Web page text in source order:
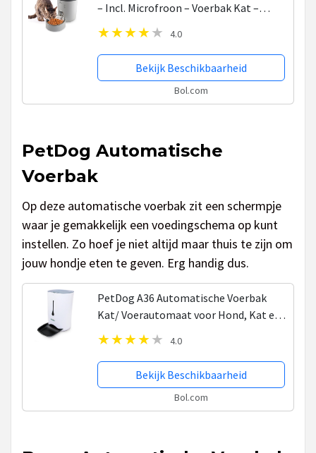
– Incl. Microfroon – Voerbak Kat –
Voerbak Hond – Automatische Voerbak
Kat
4.0
Bekijk Beschikbaarheid
Bol.com
PetDog Automatische
Voerbak
Op deze automatische voerbak zit een schermpje
waar je gemakkelijk een voedingschema op kunt
instellen. Zo hoef je niet altijd maar thuis te zijn om
jouw hondje eten te geven. Erg handig dus.
PetDog A36 Automatische Voerbak
Kat/ Voerautomaat voor Hond, Kat en
andere Huisdieren|Voer uw huisdier
automatisch op vaste tijden
4.0
Bekijk Beschikbaarheid
Bol.com